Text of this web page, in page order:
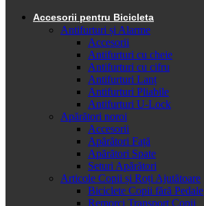
Accesorii pentru Bicicleta
Antifurturi și Alarme
Accesorii
Antifurturi cu cheie
Antifurturi cu cifru
Antifurturi Lanț
Antifurturi Pliabile
Antifurturi U-Lock
Apărători noroi
Accesorii
Apărători Față
Apărători Spate
Seturi Apărători
Articole Copii și Roți Ajutătoare
Biciclete Copii fără Pedale
Remorci Transport Copii